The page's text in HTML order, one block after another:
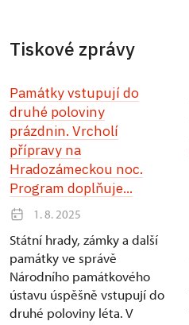
Tiskové zprávy
Památky vstupují do
druhé poloviny
prázdnin. Vrcholí
přípravy na
Hradozámeckou noc.
Program doplňuje...
1. 8. 2025
Státní hrady, zámky a další
památky ve správě
Národního památkového
ústavu úspěšně vstupují do
druhé poloviny léta. V